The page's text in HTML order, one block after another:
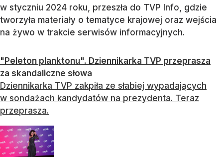
w styczniu 2024 roku, przeszła do TVP Info, gdzie
tworzyła materiały o tematyce krajowej oraz wejścia
na żywo w trakcie serwisów informacyjnych.
"Peleton planktonu". Dziennikarka TVP przeprasza
za skandaliczne słowa
Dziennikarka TVP zakpiła ze słabiej wypadających
w sondażach kandydatów na prezydenta. Teraz
przeprasza.